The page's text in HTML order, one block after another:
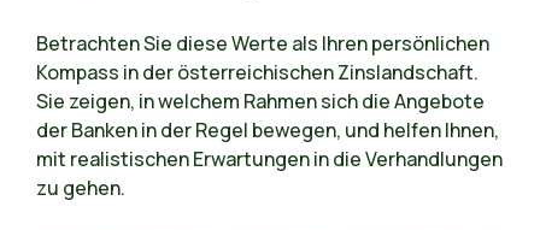
Betrachten Sie diese Werte als Ihren persönlichen
Kompass in der österreichischen Zinslandschaft.
Sie zeigen, in welchem Rahmen sich die Angebote
der Banken in der Regel bewegen, und helfen Ihnen,
mit realistischen Erwartungen in die Verhandlungen
zu gehen.